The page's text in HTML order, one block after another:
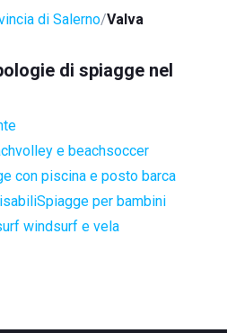
di Salerno Valva
di spiagge nel
e beachsoccer
con piscina e posto barca
Spiagge per bambini
windsurf e vela